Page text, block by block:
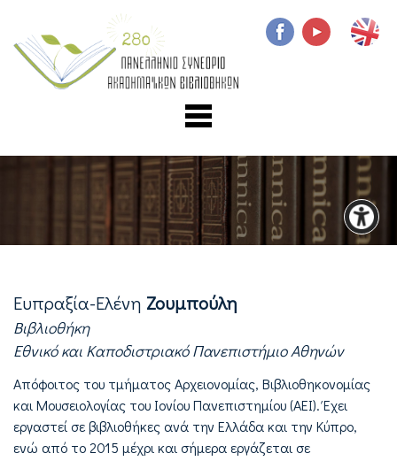
Ευπραξία-Ελένη Ζουμπούλη
Βιβλιοθήκη
Εθνικό και Καποδιστριακό Πανεπιστήμιο Αθηνών
Απόφοιτος του τμήματος Αρχειονομίας, Βιβλιοθηκονομίας
και Μουσειολογίας του Ιονίου Πανεπιστημίου (AEI). Έχει
εργαστεί σε βιβλιοθήκες ανά την Ελλάδα και την Κύπρο,
ενώ από το 2015 μέχρι και σήμερα εργάζεται σε